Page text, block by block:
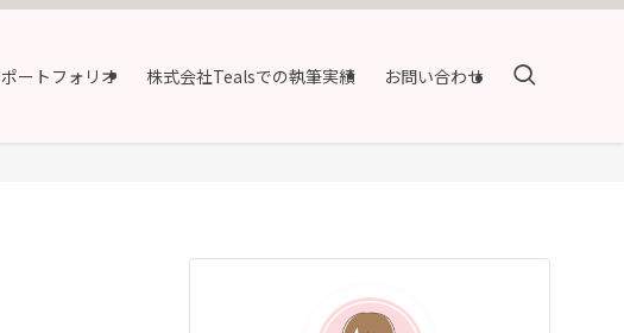
ポートフォリオ 株式会社Tealsでの執筆実績 お問い合わせ